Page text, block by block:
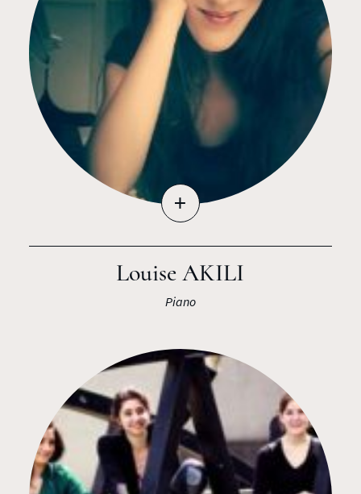
+
Louise AKILI
Piano